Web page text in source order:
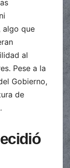
algo que
al
Pese a la
Gobierno,
de